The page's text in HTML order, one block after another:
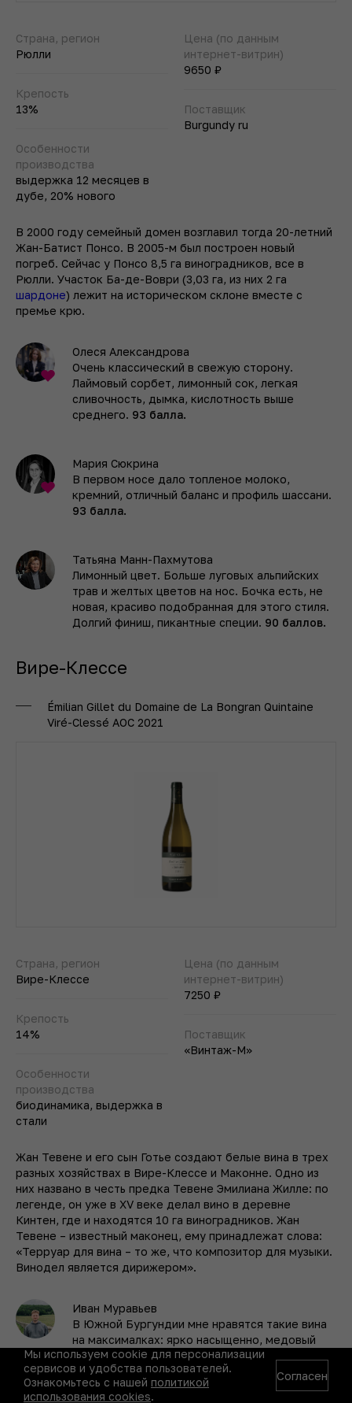
Страна, регион
Рюлли
Крепость
13%
Особенности
производства
выдержка 12 месяцев в
дубе, 20% нового
Цена (по данным
интернет-витрин)
9650 ₽
Поставщик
Burgundy ru
В 2000 году семейный домен возглавил тогда 20-летний
Жан-Батист Понсо. В 2005-м был построен новый
погреб. Сейчас у Понсо 8,5 га виноградников, все в
Рюлли. Участок Ба-де-Воври (3,03 га, из них 2 га
шардоне) лежит на историческом склоне вместе с
премье крю.
Олеся Александрова
Очень классический в свежую сторону.
Лаймовый сорбет, лимонный сок, легкая
сливочность, дымка, кислотность выше
среднего. 93 балла.
Мария Сюкрина
В первом носе дало топленое молоко,
кремний, отличный баланс и профиль шассани.
93 балла.
Татьяна Манн-Пахмутова
Лимонный цвет. Больше луговых альпийских
трав и желтых цветов на нос. Бочка есть, не
новая, красиво подобранная для этого стиля.
Долгий финиш, пикантные специи. 90 баллов.
Вире-Клессе
Émilian Gillet du Domaine de La Bongran Quintaine
Viré-Clessé AOC 2021
Страна, регион
Вире-Клессе
Крепость
14%
Особенности
производства
биодинамика, выдержка в
стали
Цена (по данным
интернет-витрин)
7250 ₽
Поставщик
«Винтаж-М»
Жан Тевене и его сын Готье создают белые вина в трех
разных хозяйствах в Вире-Клессе и Маконне. Одно из
них названо в честь предка Тевене Эмилиана Жилле: по
легенде, он уже в XV веке делал вино в деревне
Кинтен, где и находятся 10 га виноградников. Жан
Тевене – известный маконец, ему принадлежат слова:
«Терруар для вина – то же, что композитор для музыки.
Винодел является дирижером».
Иван Муравьев
В Южной Бургундии мне нравятся такие вина
на максималках: ярко насыщенно, медовый
тост, спелые фрукты, кремовость, при этом
есть солоноватость,минеральность
.
Человека, который хотел более классический
Мы используем cookie для персонализации
сервисов и удобства пользователей.
Ознакомьтесь с нашей политикой
использования cookies.
Согласен